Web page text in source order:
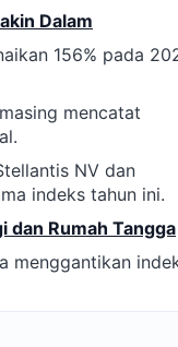
Dalam
156% pada
mencatat
NV dan
indeks tahun ini.
dan Rumah Tangga
menggantikan